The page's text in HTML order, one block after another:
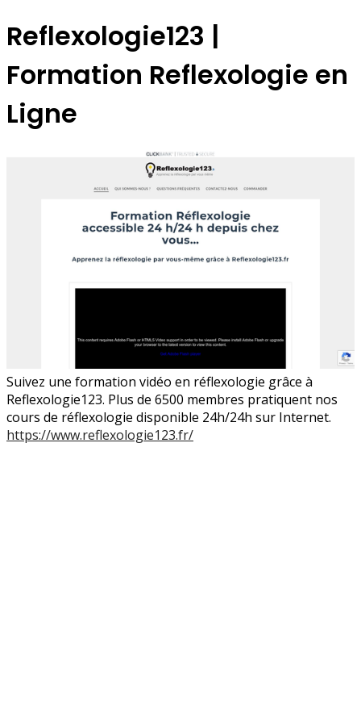
Reflexolo­gie123 |
Formation Reflexolo­gie en
Ligne
Suivez une formation vidéo en réflexologie grâce à
Reflexologie123. Plus de 6500 membres pratiquent nos
cours de réflexologie disponible 24h/24h sur Internet.
https://www.reflexologie123.fr/